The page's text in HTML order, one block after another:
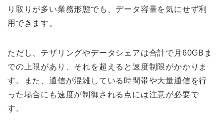
り取りが多い業務形態でも、データ容量を気にせず利
用できます。
ただし、テザリングやデータシェアは合計で月60GBま
での上限があり、それを超えると速度制限がかかりま
す。また、通信が混雑している時間帯や大量通信を行
った場合にも速度が制御される点には注意が必要で
す。